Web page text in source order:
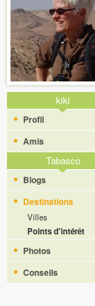
kiki
Profil
Amis
Tabasco
Blogs
Destinations
Villes
Points d'intérêt
Photos
Conseils